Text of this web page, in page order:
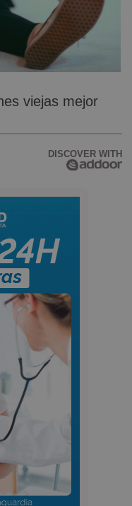
viejas mejor
DISCOVER WITH